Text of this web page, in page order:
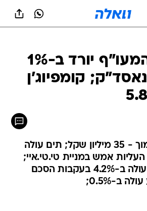
תל אביב: המעו"ף יורד ב-1%
קומפיוג'ן
מחזור המסחר נמוך - 35 מיליון שקל; תים עולה
העליות אמש במניית טי.טי.איי;
אלקטרוניקס ליין עולה ב-4.2% בעקבות הסכם
ב-0.5%;